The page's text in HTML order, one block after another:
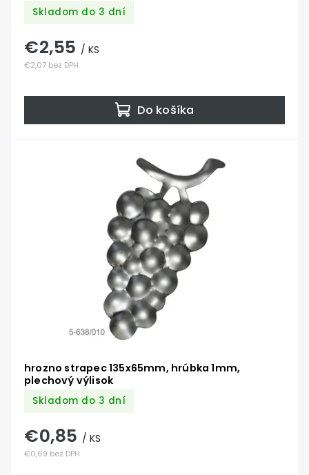
Skladom do 3 dní
€2,07 bez DPH
€2,55 / KS
Do košíka
hrozno strapec 135x65mm, hrúbka 1mm,
plechový výlisok
Skladom do 3 dní
€0,69 bez DPH
€0,85 / KS